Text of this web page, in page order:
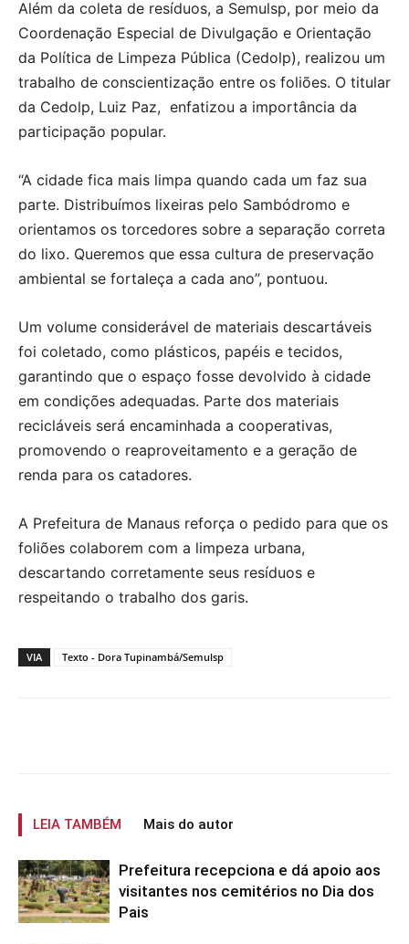
Além da coleta de resíduos, a Semulsp, por meio da
Coordenação Especial de Divulgação e Orientação
da Política de Limpeza Pública (Cedolp), realizou um
trabalho de conscientização entre os foliões. O titular
da Cedolp, Luiz Paz, enfatizou a importância da
participação popular.
“A cidade fica mais limpa quando cada um faz sua
parte. Distribuímos lixeiras pelo Sambódromo e
orientamos os torcedores sobre a separação correta
do lixo. Queremos que essa cultura de preservação
ambiental se fortaleça a cada ano”, pontuou.
Um volume considerável de materiais descartáveis
foi coletado, como plásticos, papéis e tecidos,
garantindo que o espaço fosse devolvido à cidade
em condições adequadas. Parte dos materiais
recicláveis será encaminhada a cooperativas,
promovendo o reaproveitamento e a geração de
renda para os catadores.
A Prefeitura de Manaus reforça o pedido para que os
foliões colaborem com a limpeza urbana,
descartando corretamente seus resíduos e
respeitando o trabalho dos garis.
VIA Texto - Dora Tupinambá/Semulsp
LEIA TAMBÉM Mais do autor
Prefeitura recepciona e dá apoio aos
visitantes nos cemitérios no Dia dos
Pais